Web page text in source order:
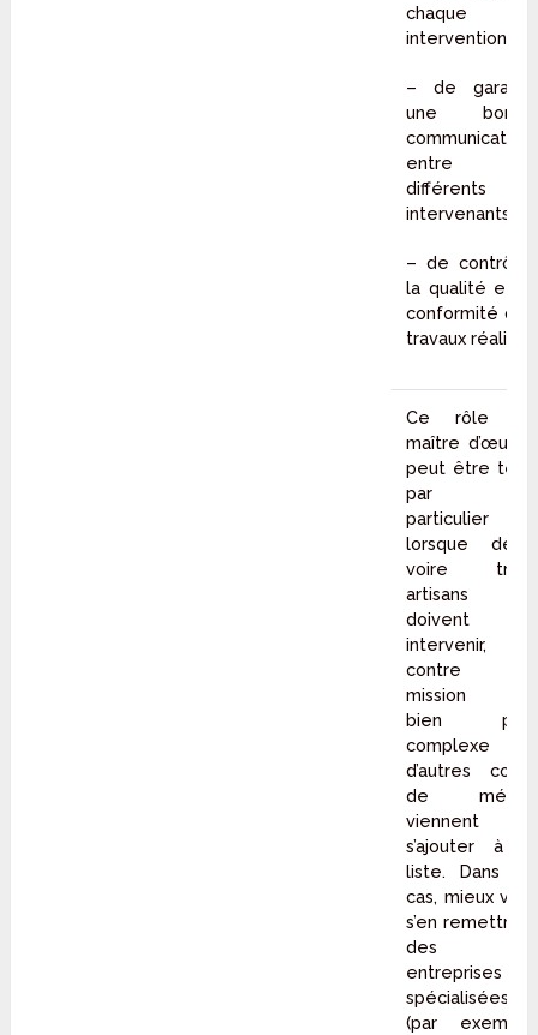
chaque
intervention
– de garantir
une bonne
communication
entre les
différents
intervenants
– de contrôler
la qualité et la
conformité des
travaux réalisés
Ce rôle de
maître d’œuvre
peut être tenu
par un
particulier
lorsque deux,
voire trois,
artisans
doivent
intervenir, par
contre la
mission est
bien plus
complexe si
d’autres corps
de métier
viennent
s’ajouter à la
liste. Dans ce
cas, mieux vaut
s’en remettre à
des
entreprises
spécialisées
(par exemple